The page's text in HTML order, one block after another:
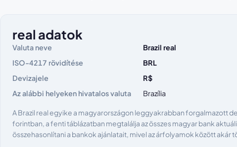
real adatok
Valuta neve
Brazil real
ISO-4217 rövidítése
BRL
Devizajele
R$
Az alábbi helyeken hivatalos valuta
Brazília
A Brazil real egyike a magyarországon leggyakrabban forgalmazott
forintban, a fenti táblázatban megtalálja az összes magyar bank
összehasonlítani a bankok ajánlatait, mivel az árfolyamok között